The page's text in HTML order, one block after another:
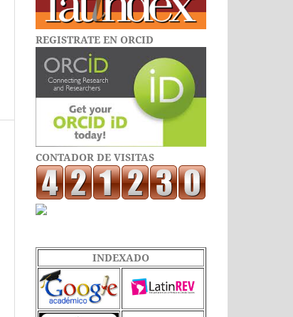
REGISTRATE EN ORCID
CONTADOR DE VISITAS
INDEXADO